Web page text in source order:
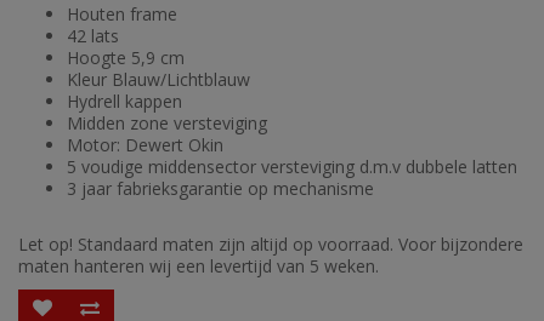
Houten frame
42 lats
Hoogte 5,9 cm
Kleur Blauw/Lichtblauw
Hydrell kappen
Midden zone versteviging
Motor: Dewert Okin
5 voudige middensector versteviging d.m.v dubbele latten
3 jaar fabrieksgarantie op mechanisme
Let op! Standaard maten zijn altijd op voorraad. Voor bijzondere
maten hanteren wij een levertijd van 5 weken.